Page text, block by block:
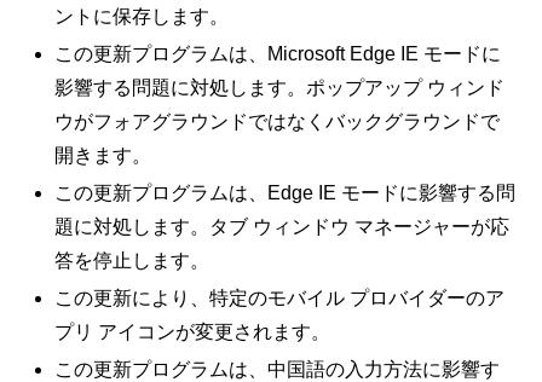
ントに保存します。
この更新プログラムは、Microsoft Edge IE モードに
影響する問題に対処します。ポップアップ ウィンド
ウがフォアグラウンドではなくバックグラウンドで
開きます。
この更新プログラムは、Edge IE モードに影響する問
題に対処します。タブ ウィンドウ マネージャーが応
答を停止します。
この更新により、特定のモバイル プロバイダーのア
プリ アイコンが変更されます。
この更新プログラムは、中国語の入力方法に影響す